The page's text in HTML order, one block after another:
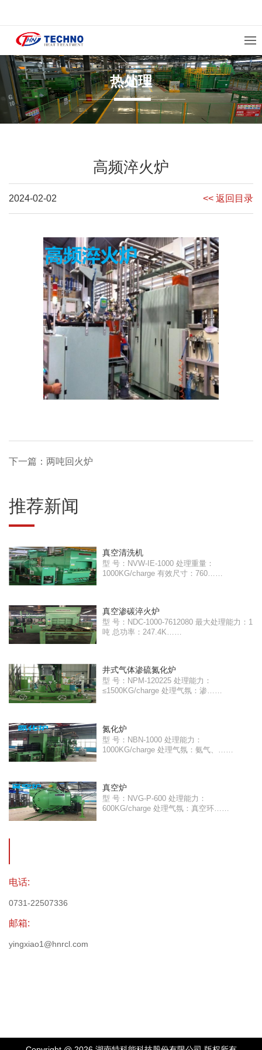
热处理
高频淬火炉
2024-02-02 << 返回目录
下一篇：两吨回火炉
推荐新闻
真空清洗机
型 号：NVW-IE-1000 处理重量：
1000KG/charge 有效尺寸：760……
真空渗碳淬火炉
型 号：NDC-1000-7612080 最大处理能力：1
吨 总功率：247.4K……
井式气体渗硫氮化炉
型 号：NPM-120225 处理能力：
≤1500KG/charge 处理气氛：渗……
氮化炉
型 号：NBN-1000 处理能力：
1000KG/charge 处理气氛：氨气、……
真空炉
型 号：NVG-P-600 处理能力：
600KG/charge 处理气氛：真空环……
电话:
0731-22507336
邮箱:
yingxiao1@hnrcl.com